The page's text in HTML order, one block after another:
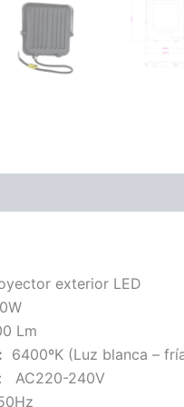
exterior LED
Lm
6400ºK (Luz blanca –
: AC220-240V